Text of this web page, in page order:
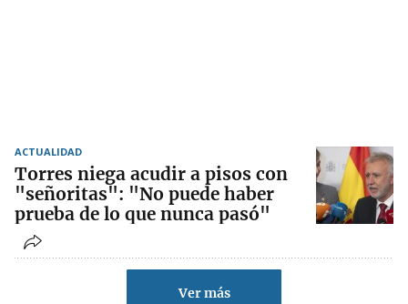
ACTUALIDAD
Torres niega acudir a pisos con
"señoritas": "No puede haber
prueba de lo que nunca pasó"
Ver más